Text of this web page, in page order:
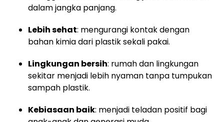
dalam jangka panjang.
Lebih sehat: mengurangi kontak dengan
bahan kimia dari plastik sekali pakai.
Lingkungan bersih: rumah dan lingkungan
sekitar menjadi lebih nyaman tanpa tumpukan
sampah plastik.
Kebiasaan baik: menjadi teladan positif bagi